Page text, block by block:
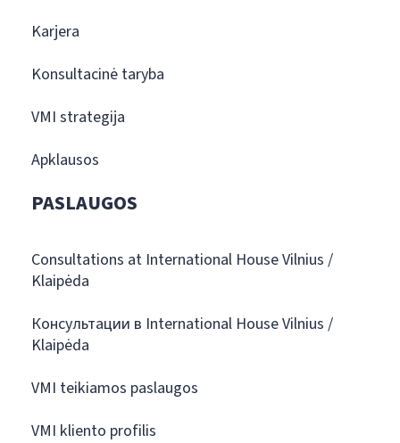
Karjera
Konsultacinė taryba
VMI strategija
Apklausos
PASLAUGOS
Consultations at International House Vilnius /
Klaipėda
Консультации в International House Vilnius /
Klaipėda
VMI teikiamos paslaugos
VMI kliento profilis